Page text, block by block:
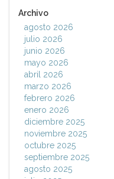
Archivo
agosto 2026
julio 2026
junio 2026
mayo 2026
abril 2026
marzo 2026
febrero 2026
enero 2026
diciembre 2025
noviembre 2025
octubre 2025
septiembre 2025
agosto 2025